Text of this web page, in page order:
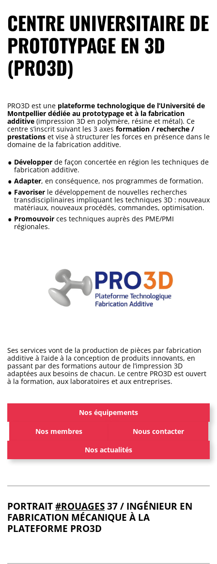
CENTRE UNIVERSITAIRE DE
PROTOTYPAGE EN 3D
(PRO3D)
PRO3D est une plateforme technologique de l’Université de
Montpellier dédiée au prototypage et à la fabrication
additive (impression 3D en polymère, résine et métal). Ce
centre s’inscrit suivant les 3 axes formation / recherche /
prestations et vise à structurer les forces en présence dans le
domaine de la fabrication additive.
Développer de façon concertée en région les techniques de
fabrication additive.
Adapter, en conséquence, nos programmes de formation.
Favoriser le développement de nouvelles recherches
transdisciplinaires impliquant les techniques 3D : nouveaux
matériaux, nouveaux procédés, commandes, optimisation.
Promouvoir ces techniques auprès des PME/PMI
régionales.
Ses services vont de la production de pièces par fabrication
additive à l’aide à la conception de produits innovants, en
passant par des formations autour de l’impression 3D
adaptées aux besoins de chacun. Le centre PRO3D est ouvert
à la formation, aux laboratoires et aux entreprises.
Nos équipements
Nos membres Nous contacter
Nos actualités
PORTRAIT#ROUAGES37 / INGÉNIEUR EN
FABRICATION MÉCANIQUE À LA
PLATEFORME PRO3D